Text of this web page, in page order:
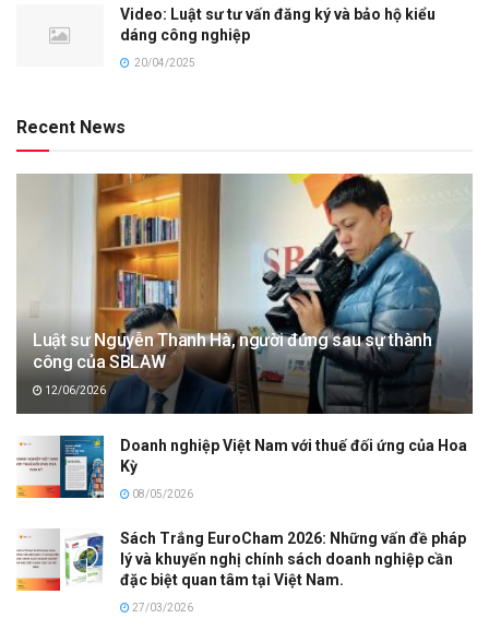
Video: Luật sư tư vấn đăng ký và bảo hộ kiểu
dáng công nghiệp
20/04/2025
Recent News
Luật sư Nguyễn Thanh Hà, người đứng sau sự thành
công của SBLAW
12/06/2026
Doanh nghiệp Việt Nam với thuế đối ứng của Hoa
Kỳ
08/05/2026
Sách Trắng EuroCham 2026: Những vấn đề pháp
lý và khuyến nghị chính sách doanh nghiệp cần
đặc biệt quan tâm tại Việt Nam.
27/03/2026